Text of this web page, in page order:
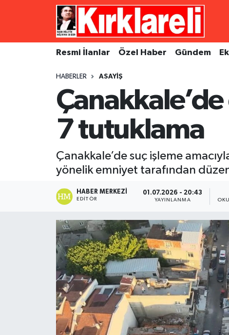
Resmi İlanlar Özel Haber Gündem
HABERLER ASAYIŞ
7 tutuklama
Çanakkale’de suç işleme
yönelik emniyet tarafından
HABER MERKEZI
EDITÖR
01.07.2026 - 20:43
YAYINLANMA
Resmi İlanlar
Kültür Sanat
Magazin
Merkez Nöbetçi Eczaneler
Süper Lig Puan Durumu ve Fikstür
Tüm Manşetler
Son Dakika Haberleri